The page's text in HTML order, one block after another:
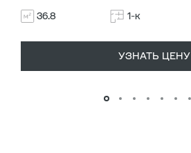
36.8 1-к
УЗНАТЬ ЦЕНУ